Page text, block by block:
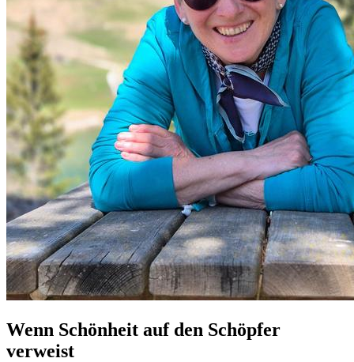
Wenn Schönheit auf den Schöpfer
verweist